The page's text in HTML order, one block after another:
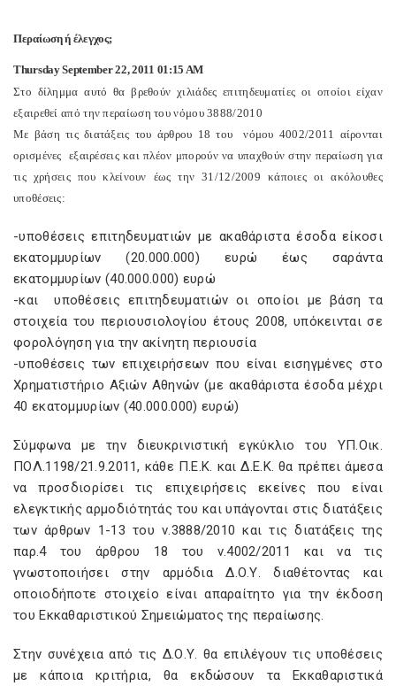
Περαίωσηή έλεγχος;
Thursday September 22, 2011 01:15 AM
Στο δίλημμα αυτό θα βρεθούν χιλιάδες επιτηδευματίες οι οποίοι είχαν
εξαιρεθεί από την περαίωση του νόμου 3888/2010
Με βάση τις διατάξεις του άρθρου 18 του νόμου 4002/2011 αίρονται
ορισμένες εξαιρέσεις και πλέον μπορούν να υπαχθούν στην περαίωση για
τις χρήσεις που κλείνουν έως την 31/12/2009 κάποιες οι ακόλουθες
υποθέσεις:
-υποθέσεις επιτηδευματιών με ακαθάριστα έσοδα είκοσι
εκατομμυρίων (20.000.000) ευρώ έως σαράντα
εκατομμυρίων (40.000.000) ευρώ
-και υποθέσεις επιτηδευματιών οι οποίοι με βάση τα
στοιχεία του περιουσιολογίου έτους 2008, υπόκεινται σε
φορολόγηση για την ακίνητη περιουσία
-υποθέσεις των επιχειρήσεων που είναι εισηγμένες στο
Χρηματιστήριο Αξιών Αθηνών (με ακαθάριστα έσοδα μέχρι
40 εκατομμυρίων (40.000.000) ευρώ)
Σύμφωνα με την διευκρινιστική εγκύκλιο του ΥΠ.Οικ.
ΠΟΛ.1198/21.9.2011, κάθε Π.Ε.Κ. και Δ.Ε.Κ. θα πρέπει άμεσα
να προσδιορίσει τις επιχειρήσεις εκείνες που είναι
ελεγκτικής αρμοδιότητάς του και υπάγονται στις διατάξεις
των άρθρων 1-13 του ν.3888/2010 και τις διατάξεις της
παρ.4 του άρθρου 18 του ν.4002/2011 και να τις
γνωστοποιήσει στην αρμόδια Δ.Ο.Υ. διαθέτοντας και
οποιοδήποτε στοιχείο είναι απαραίτητο για την έκδοση
του Εκκαθαριστικού Σημειώματος της περαίωσης.
Στην συνέχεια από τις Δ.Ο.Υ. θα επιλέγουν τις υποθέσεις
με κάποια κριτήρια, θα εκδώσουν τα Εκκαθαριστικά